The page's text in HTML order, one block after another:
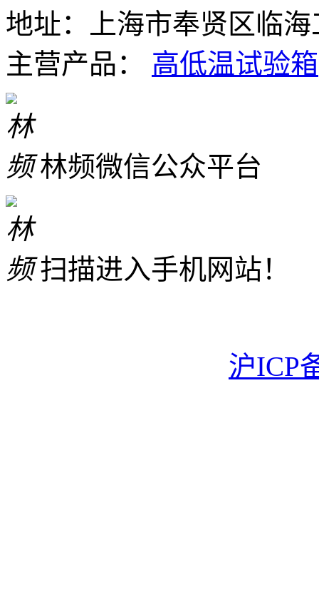
地址：上海市奉贤区临
主营产品： 高低温试验箱
林频微信公众平台
扫描进入手机网站！
沪ICP